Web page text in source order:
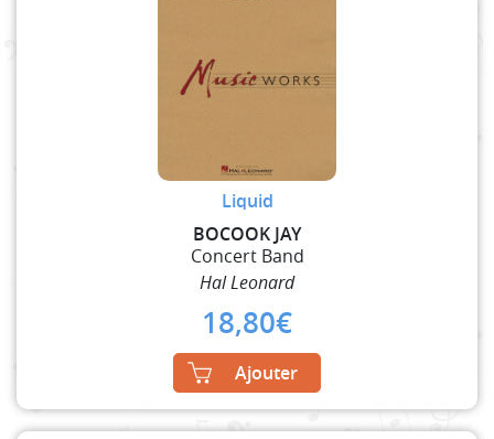
Liquid
BOCOOK JAY
Concert Band
Hal Leonard
18,80€
Ajouter